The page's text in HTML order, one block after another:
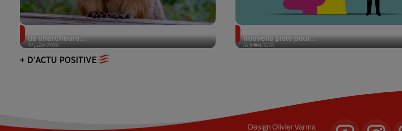
31 juillet 2026
de chercheurs...
31 juillet 2026
nouvelle piste pour...
+ D'ACTU POSITIVE
DesignOlivier Varma